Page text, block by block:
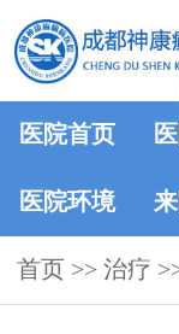
医院首页
医院环境
首页 >> 治疗